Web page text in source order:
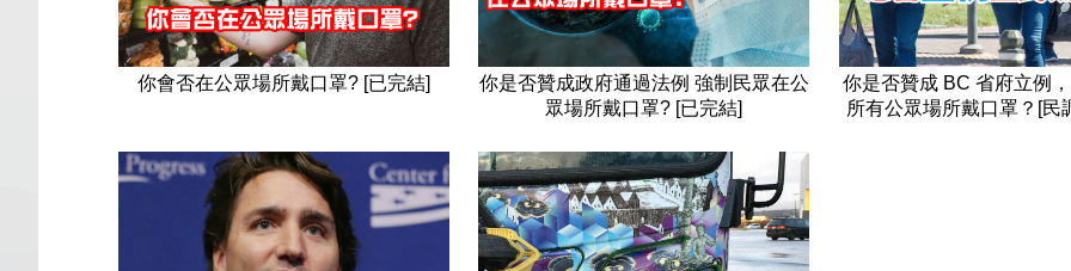
你會否在公眾場所戴口罩? [已完結]
你是否贊成政府通過法例 強制民眾在公
眾場所戴口罩? [已完結]
你是否贊成 BC 省府立例
所有公眾場所戴口罩？[民